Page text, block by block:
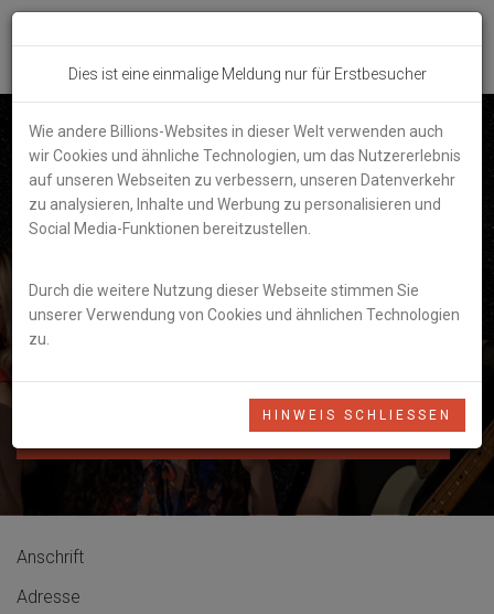
Dies ist eine einmalige Meldung nur für Erstbesucher
Wie andere Billions-Websites in dieser Welt verwenden auch
wir Cookies und ähnliche Technologien, um das Nutzererlebnis
auf unseren Webseiten zu verbessern, unseren Datenverkehr
zu analysieren, Inhalte und Werbung zu personalisieren und
Social Media-Funktionen bereitzustellen.
Durch die weitere Nutzung dieser Webseite stimmen Sie
unserer Verwendung von Cookies und ähnlichen Technologien
zu.
HINWEIS SCHLIESSEN
Bitte hinterlassen sie ihre
Kommentare und
Um unsere Band zu buchen oder ein Angebot anzufordern, klicken
Anschrift
Adresse